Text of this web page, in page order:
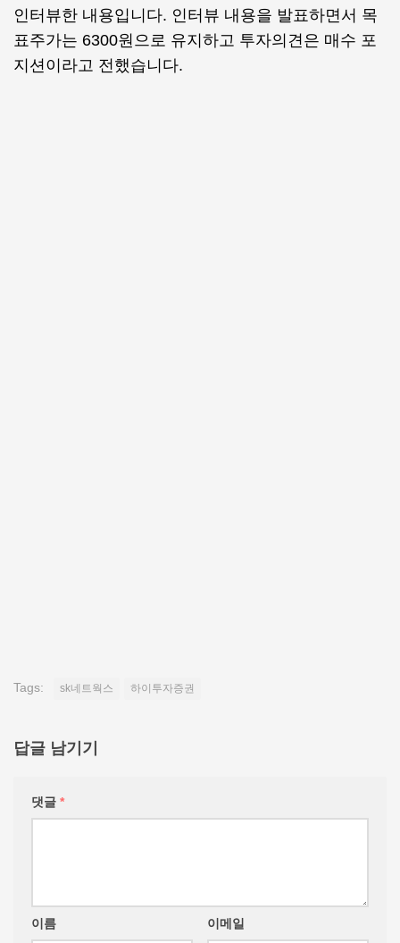
인터뷰한 내용입니다. 인터뷰 내용을 발표하면서 목
표주가는 6300원으로 유지하고 투자의견은 매수 포
지션이라고 전했습니다.
Tags: sk네트웍스 하이투자증권
답글 남기기
댓글 *
이름 이메일